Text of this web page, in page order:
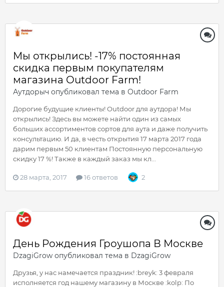
Мы открылись! -17% постоянная
скидка первым покупателям
магазина Outdoor Farm!
Аутдорыч опубликовал тема в Outdoor Farm
Дорогие будущие клиенты! Outdoor для аутдора! Мы
открылись! Здесь вы можете найти один из самых
больших ассортиментов сортов для аута и даже получить
консультацию. И да, в честь открытия 17 марта 2017 года
дарим первым 50 клиентам Постоянную персональную
скидку 17 %! Также в каждый заказ мы кл...
28 марта, 2017 16 ответов 2
День Рождения Гроушопа В Москве
DzagiGrow опубликовал тема в DzagiGrow
Друзья, у нас намечается праздник! :breyk: 3 февраля
исполняется год нашему магазину в Москве :kolp: По